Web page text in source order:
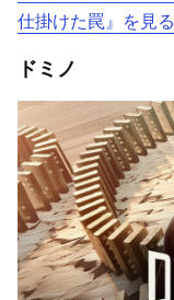
仕掛けた罠』を見る
ドミノ